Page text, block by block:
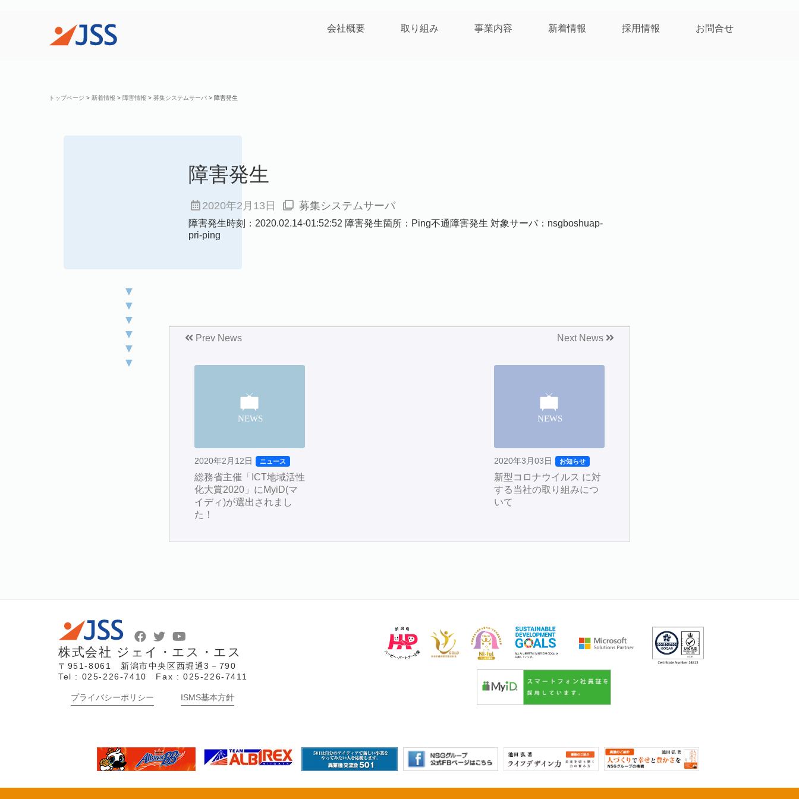
会社概要 取り組み 事業内容 新着情報 採用情報 お問合せ
トップページ > 新着情報 > 障害情報 > 募集システムサーバ > 障害発生
▼
▼
▼
▼
▼
▼
障害発生
2020年2月13日 募集システムサーバ
障害発生時刻：2020.02.14-01:52:52 障害発生箇所：Ping不通障害発生 対象サーバ：nsgboshuap-
pri-ping
Prev News
2020年2月12日 ニュース
総務省主催「ICT地域活性
化大賞2020」にMyiD(マ
イディ)が選出されまし
た！
Next News
2020年3月03日 お知らせ
新型コロナウイルス に対
する当社の取り組みにつ
いて
株式会社 ジェイ・エス・エス
〒951-8061 新潟市中央区西堀通3－790
Tel : 025-226-7410 Fax : 025-226-7411
プライバシーポリシー ISMS基本方針